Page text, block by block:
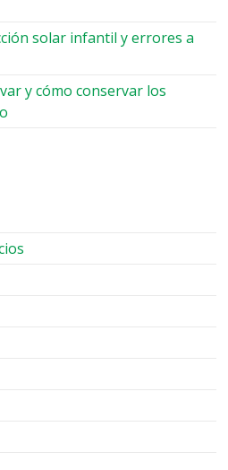
solar infantil y errores a
y cómo conservar los